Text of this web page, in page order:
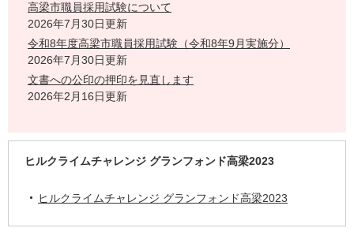
高梁市職員採用試験について
2026年7月30日更新
令和8年度高梁市職員採用試験（令和8年9月実施分）
2026年7月30日更新
文書への公印の押印を見直します
2026年2月16日更新
ヒルクライムチャレンジ グランフォンド高梁2023
ヒルクライムチャレンジ グランフォンド高梁2023